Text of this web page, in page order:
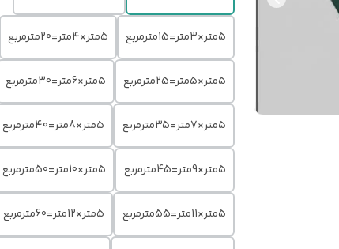
۵متر×3متر=15مترمربع ۵متر×4متر=20مترمربع
۵متر×۵متر=25مترمربع ۵متر×6متر=30مترمربع
۵متر×7متر=35مترمربع ۵متر×8متر=40مترمربع
۵متر×9متر=45مترمربع ۵متر×10متر=50مترمربع
۵متر×11متر=55مترمربع ۵متر×12متر=60مترمربع